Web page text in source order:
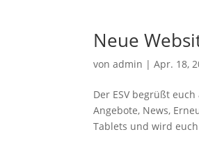
Neue
vonadmin |Apr. 18,
Der ESV begrüßt
Angebote, News,
Tablets und wird